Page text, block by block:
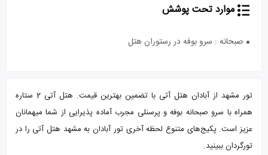
موارد تحت پوشش
صبحانه : سرو بوفه در رستوران هتل
تور مشهد از آبادان هتل آتی با تضمین بهترین قیمت. هتل آتی 2 ستاره
همراه با سرو صبحانه بوفه و پرسنلی مجرب آماده پذیرایی از شما میهمانان
عزیز است. پکیج‌های متنوع لحظه آخری تور آبادان به مشهد هتل آتی را در
تورگردان ببینید.